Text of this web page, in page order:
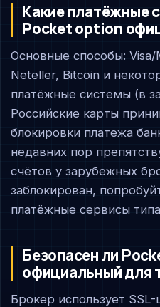
Какие платёжные
Pocket option
Основные способы:
Neteller, Bitcoin и
платёжные системы (в
Российские карты
блокировки платежа
недавних пор
счётов у зарубежных
заблокирован,
платёжные сервисы
Безопасен ли
официальный для
Брокер использует